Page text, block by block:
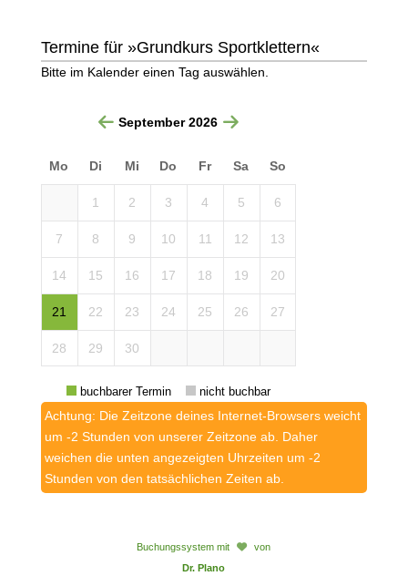
Termine für »Grundkurs Sportklettern«
Bitte im Kalender einen Tag auswählen.
September 2026
Mo Di Mi Do Fr Sa So
1 2 3 4 5 6
7 8 9 10 11 12 13
14 15 16 17 18 19 20
21 22 23 24 25 26 27
28 29 30
buchbarer Termin nicht buchbar
Achtung: Die Zeitzone deines Internet-Browsers weicht
um -2 Stunden von unserer Zeitzone ab. Daher
weichen die unten angezeigten Uhrzeiten um -2
Stunden von den tatsächlichen Zeiten ab.
Buchungssystem mit
von
Dr. Plano